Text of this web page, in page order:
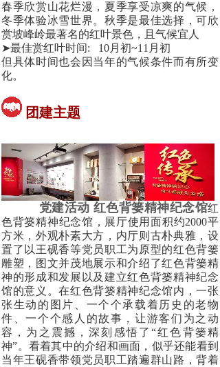
春季欣赏山花烂漫，夏季享受凉爽的气候，
冬季体验冰雪世界。秋季是最佳选择，可欣
赏坡峰岭最著名的红叶景色，且气候宜人
➤最佳赏红叶时间: 10月初~11月初
但具体时间也会因当年的气候条件而有所变
化。
团建主题
党建活动 红色背篓精神纪念馆红
色背篓精神纪念馆，展厅使用面积约2000平
方米，外观朴素大方，内厅则古朴典雅，设
置了以王砚香等党员职工为原型的红色背篓
雕塑，图文并茂地展示和介绍了红色背篓精
神的形成和发展以及建立红色背篓精神纪念
馆的意义。在红色背篓精神纪念馆内，一张
张生动的图片、一个个承载着历史的老物
件、一个个感人的故事，让游客们为之动
容，为之震撼，深刻感悟了“红色背篓精
神”。看着其中的介绍和画面，似乎还能看到
当年王砚香带领党员职工踏遍群山路，背着